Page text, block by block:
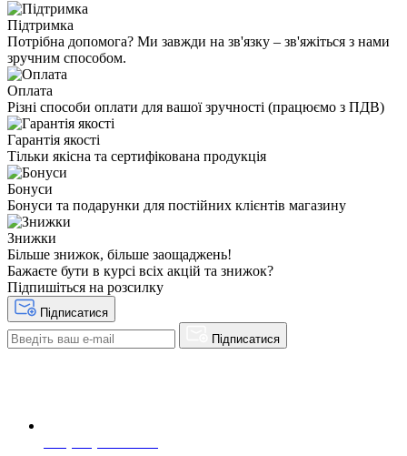
Підтримка
Потрібна допомога? Ми завжди на зв'язку – зв'яжіться з нами
зручним способом.
Оплата
Різні способи оплати для вашої зручності (працюємо з ПДВ)
Гарантія якості
Тільки якісна та сертифікована продукція
Бонуси
Бонуси та подарунки для постійних клієнтів магазину
Знижки
Більше знижок, більше заощаджень!
Бажаєте бути в курсі всіх акцій та знижок?
Підпишіться на розсилку
Підписатися
Підписатися